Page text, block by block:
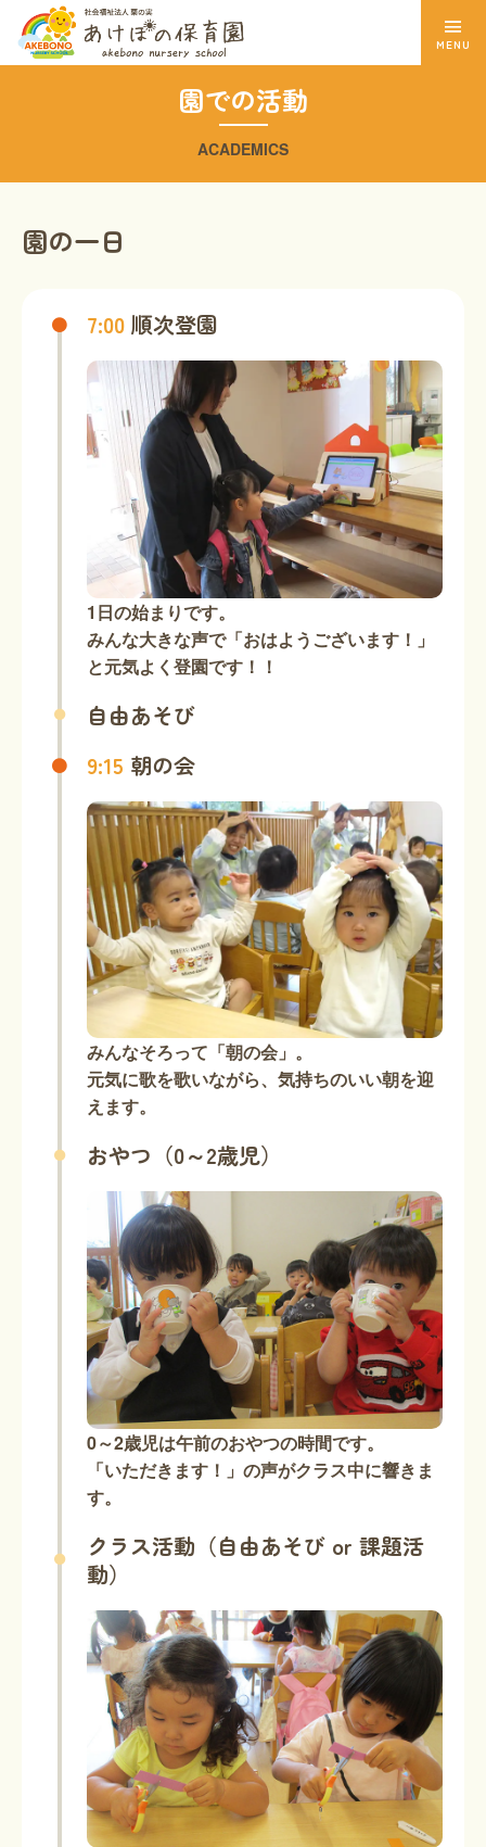
MENU
園での活動
ACADEMICS
園の一日
7:00 順次登園
1日の始まりです。
みんな大きな声で「おはようございます！」
と元気よく登園です！！
自由あそび
9:15 朝の会
みんなそろって「朝の会」。
元気に歌を歌いながら、気持ちのいい朝を迎
えます。
おやつ（0～2歳児）
0～2歳児は午前のおやつの時間です。
「いただきます！」の声がクラス中に響きま
す。
クラス活動（自由あそび or 課題活
動）